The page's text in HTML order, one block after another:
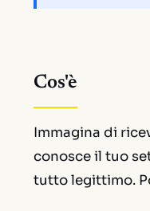
Cos'è
Immagina di
conosce il tuo
tutto legittimo.